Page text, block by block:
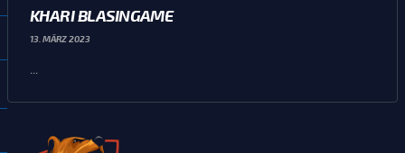
KHARI BLASINGAME
13. MÄRZ 2023
...